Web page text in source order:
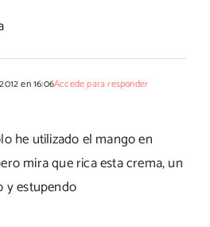
en 16:06Accede para responder
he utilizado el mango en
mira que rica esta crema, un
y estupendo